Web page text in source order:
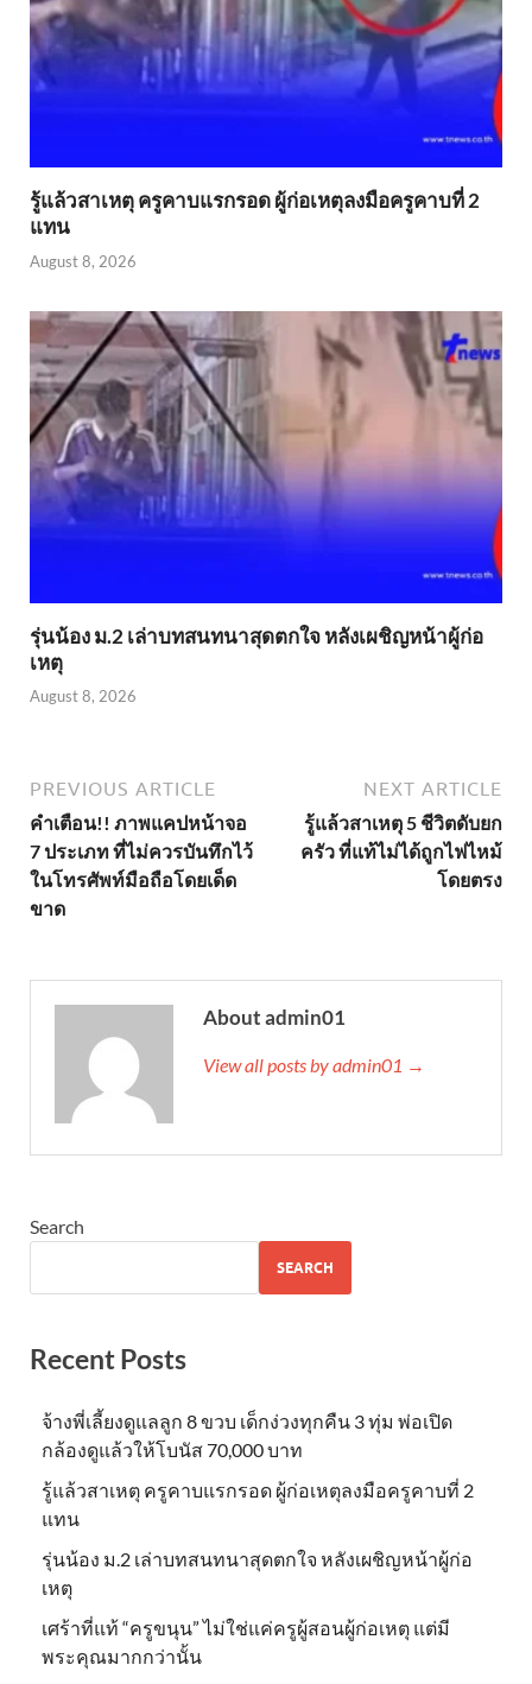
รู้แล้วสาเหตุ ครูคาบแรกรอด ผู้ก่อเหตุลงมือครูคาบที่ 2
แทน
August 8, 2026
รุ่นน้อง ม.2 เล่าบทสนทนาสุดตกใจ หลังเผชิญหน้าผู้ก่อ
เหตุ
August 8, 2026
PREVIOUS ARTICLE
คำเตือน!! ภาพแคปหน้าจอ
7 ประเภท ที่ไม่ควรบันทึกไว้
ในโทรศัพท์มือถือโดยเด็ด
ขาด
NEXT ARTICLE
รู้แล้วสาเหตุ 5 ชีวิตดับยก
ครัว ที่แท้ไม่ได้ถูกไฟไหม้
โดยตรง
About admin01
View all posts by admin01 →
Search
SEARCH
Recent Posts
จ้างพี่เลี้ยงดูแลลูก 8 ขวบ เด็กง่วงทุกคืน 3 ทุ่ม พ่อเปิด
กล้องดูแล้วให้โบนัส 70,000 บาท
รู้แล้วสาเหตุ ครูคาบแรกรอด ผู้ก่อเหตุลงมือครูคาบที่ 2
แทน
รุ่นน้อง ม.2 เล่าบทสนทนาสุดตกใจ หลังเผชิญหน้าผู้ก่อ
เหตุ
เศร้าที่แท้ “ครูขนุน” ไม่ใช่แค่ครูผู้สอนผู้ก่อเหตุ แต่มี
พระคุณมากกว่านั้น